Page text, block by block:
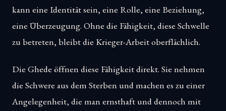
kann eine Identität sein, eine Rolle, eine Beziehung,
eine Überzeugung. Ohne die Fähigkeit, diese Schwelle
zu betreten, bleibt die Krieger-Arbeit oberflächlich.
Die Ghede öffnen diese Fähigkeit direkt. Sie nehmen
die Schwere aus dem Sterben und machen es zu einer
Angelegenheit, die man ernsthaft und dennoch mit